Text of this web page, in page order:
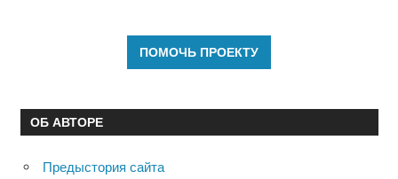
ОБ АВТОРЕ
Предыстория сайта